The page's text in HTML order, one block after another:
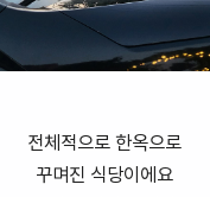
전체적으로 한옥으로
꾸며진 식당이에요